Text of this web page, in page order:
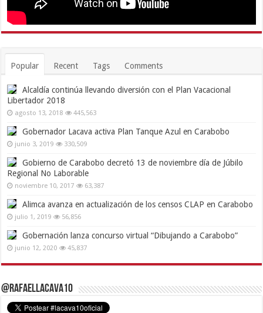
Popular Recent Tags Comments
Alcaldía continúa llevando diversión con el Plan Vacacional
Libertador 2018
agosto 13, 2018 445,563
Gobernador Lacava activa Plan Tanque Azul en Carabobo
junio 3, 2019 330,509
Gobierno de Carabobo decretó 13 de noviembre día de Júbilo
Regional No Laborable
noviembre 10, 2017 63,387
Alimca avanza en actualización de los censos CLAP en Carabobo
julio 1, 2019 56,856
Gobernación lanza concurso virtual “Dibujando a Carabobo”
junio 12, 2020 45,837
@RafaelLacava10